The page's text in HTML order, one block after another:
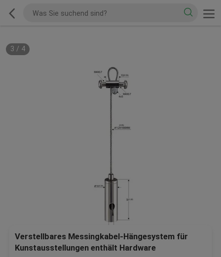
3 / 4
Verstellbares Messingkabel-Hängesystem für
Kunstausstellungen enthält Hardware